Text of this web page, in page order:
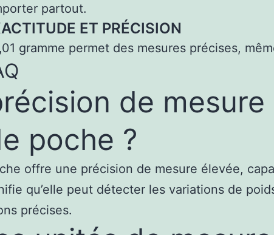
partout.
ET PRÉCISION
gramme permet des mesures précises,
de
poche ?
offre une précision de mesure élevée,
qu’elle peut détecter les variations de
précises.